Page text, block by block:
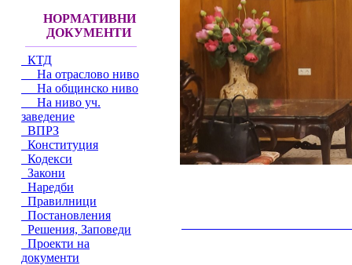
НОРМАТИВНИ
ДОКУМЕНТИ
КТД
На отраслово ниво
На общинско ниво
На ниво уч.
заведение
ВПРЗ
Конституция
Кодекси
Закони
Наредби
Правилници
Постановления
Решения, Заповеди
Проекти на
документи